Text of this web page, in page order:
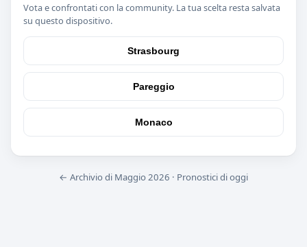
Vota e confrontati con la community. La tua scelta resta salvata
su questo dispositivo.
Strasbourg
Pareggio
Monaco
← Archivio di Maggio 2026 · Pronostici di oggi